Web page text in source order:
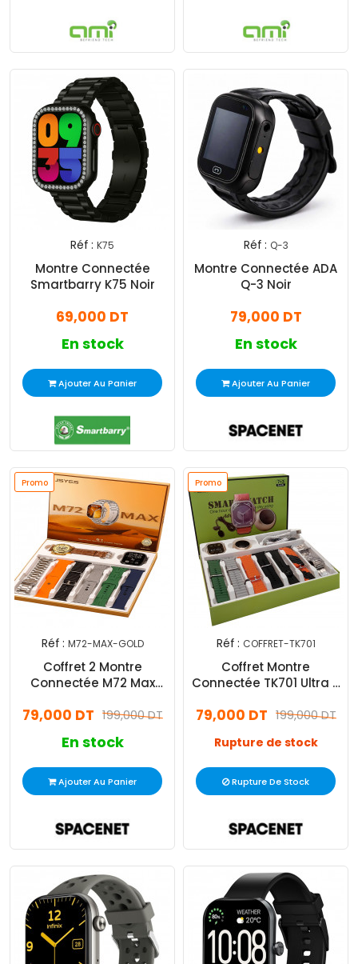
Réf : K75
Montre Connectée
Smartbarry K75 Noir
69,000 DT
En stock
Ajouter Au Panier
Réf : Q-3
Montre Connectée ADA
Q-3 Noir
79,000 DT
En stock
Ajouter Au Panier
Promo
Réf : M72-MAX-GOLD
Coffret 2 Montre
Connectée M72 Max
199,000 DT
79,000 DT
En stock
Ajouter Au Panier
Promo
Réf : COFFRET-TK701
Coffret Montre
Connectée TK701 Ultra 2
Microphone Silver
199,000 DT
79,000 DT
Rupture de stock
Rupture De Stock